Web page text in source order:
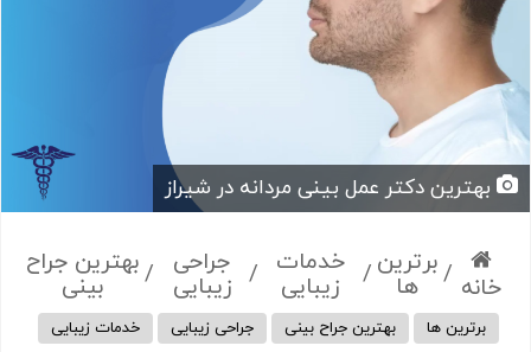
بهترین دکتر عمل بینی مردانه در شیراز
خانه /برترین
ها / خدمات
زیبایی / جراحی
زیبایی /بهترین جراح
بینی
برترین ها بهترین جراح بینی جراحی زیبایی خدمات زیبایی